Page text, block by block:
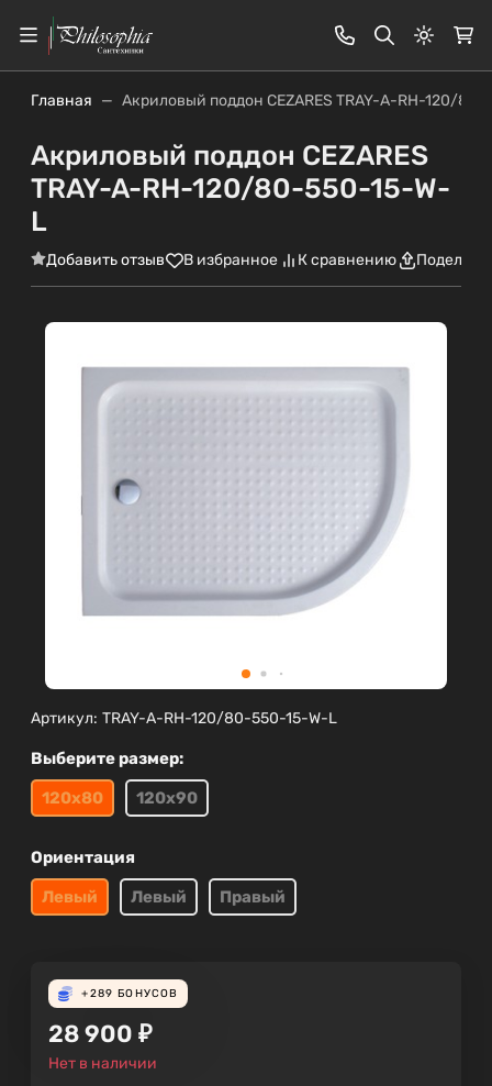
Главная Акриловый поддон CEZARES TRAY-A-RH-120/
Акриловый поддон CEZARES
TRAY-A-RH-120/80-550-15-W-
L
Добавить отзыв В избранное К сравнению
Артикул: TRAY-A-RH-120/80-550-15-W-L
Выберите размер:
120х80
120х90
Ориентация
Левый
Левый Правый
+289 БОНУСОВ
28 900 ₽
Нет в наличии